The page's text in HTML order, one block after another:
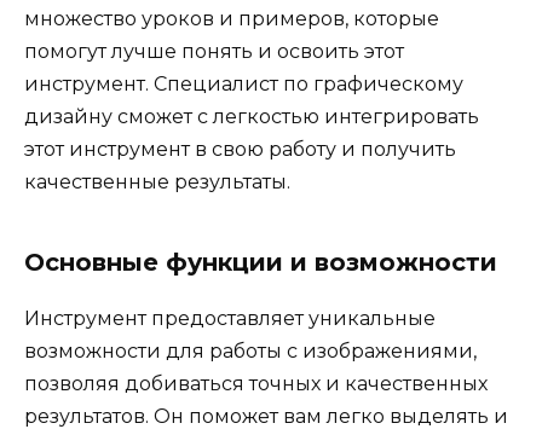
множество уроков и примеров, которые
помогут лучше понять и освоить этот
инструмент. Специалист по графическому
дизайну сможет с легкостью интегрировать
этот инструмент в свою работу и получить
качественные результаты.
Основные функции и возможности
Инструмент предоставляет уникальные
возможности для работы с изображениями,
позволяя добиваться точных и качественных
результатов. Он поможет вам легко выделять и